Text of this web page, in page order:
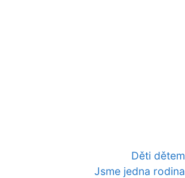
Děti dětem
Jsme jedna rodina